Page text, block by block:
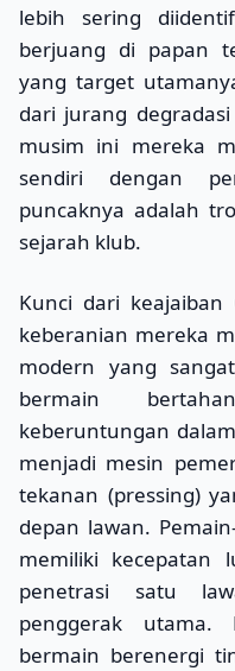
lebih sering
berjuang di papan
yang target
dari jurang
musim ini mereka
sendiri dengan
puncaknya adalah
sejarah klub.
Kunci dari keajaiban
keberanian mereka
modern yang
bermain
keberuntungan
menjadi mesin
tekanan (pressing)
depan lawan.
memiliki kecepatan
penetrasi satu
penggerak utama.
bermain berenergi